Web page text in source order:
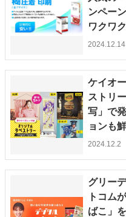
ンペー
ワクワ
2024.12.14
ケイオ
ストリ
写」で
ョンも
2024.12.2
グリー
トコム
ばこ」